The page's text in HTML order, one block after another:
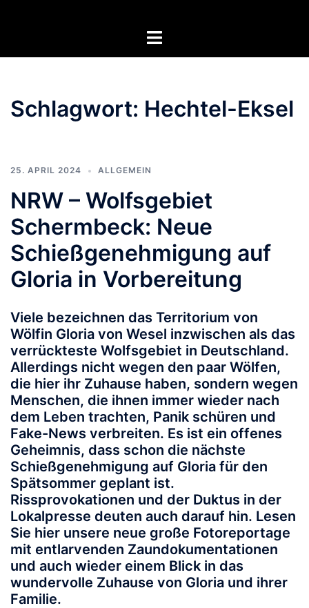
Menü
Schlagwort: Hechtel-Eksel
25. APRIL 2024 ALLGEMEIN
NRW – Wolfsgebiet
Schermbeck: Neue
Schießgenehmigung auf
Gloria in Vorbereitung
Viele bezeichnen das Territorium von
Wölfin Gloria von Wesel inzwischen als das
verrückteste Wolfsgebiet in Deutschland.
Allerdings nicht wegen den paar Wölfen,
die hier ihr Zuhause haben, sondern wegen
Menschen, die ihnen immer wieder nach
dem Leben trachten, Panik schüren und
Fake-News verbreiten. Es ist ein offenes
Geheimnis, dass schon die nächste
Schießgenehmigung auf Gloria für den
Spätsommer geplant ist.
Rissprovokationen und der Duktus in der
Lokalpresse deuten auch darauf hin. Lesen
Sie hier unsere neue große Fotoreportage
mit entlarvenden Zaundokumentationen
und auch wieder einem Blick in das
wundervolle Zuhause von Gloria und ihrer
Familie.